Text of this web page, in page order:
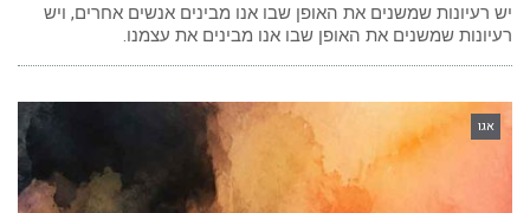
יש רעיונות שמשנים את האופן שבו אנו מבינים אנשים אחרים, ויש
רעיונות שמשנים את האופן שבו אנו מבינים את עצמנו.
אגו